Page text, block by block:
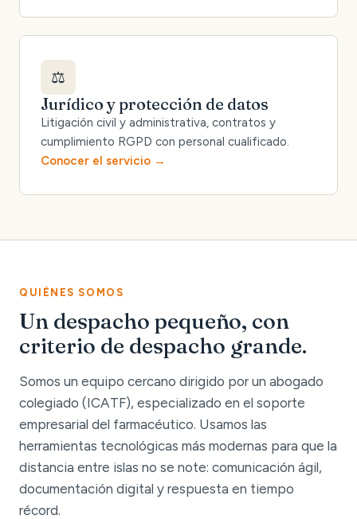
⚖️
Jurídico y protección de datos
Litigación civil y administrativa, contratos y
cumplimiento RGPD con personal cualificado.
Conocer el servicio
QUIÉNES SOMOS
Un despacho pequeño, con
criterio de despacho grande.
Somos un equipo cercano dirigido por un abogado
colegiado (ICATF), especializado en el soporte
empresarial del farmacéutico. Usamos las
herramientas tecnológicas más modernas para que la
distancia entre islas no se note: comunicación ágil,
documentación digital y respuesta en tiempo
récord.